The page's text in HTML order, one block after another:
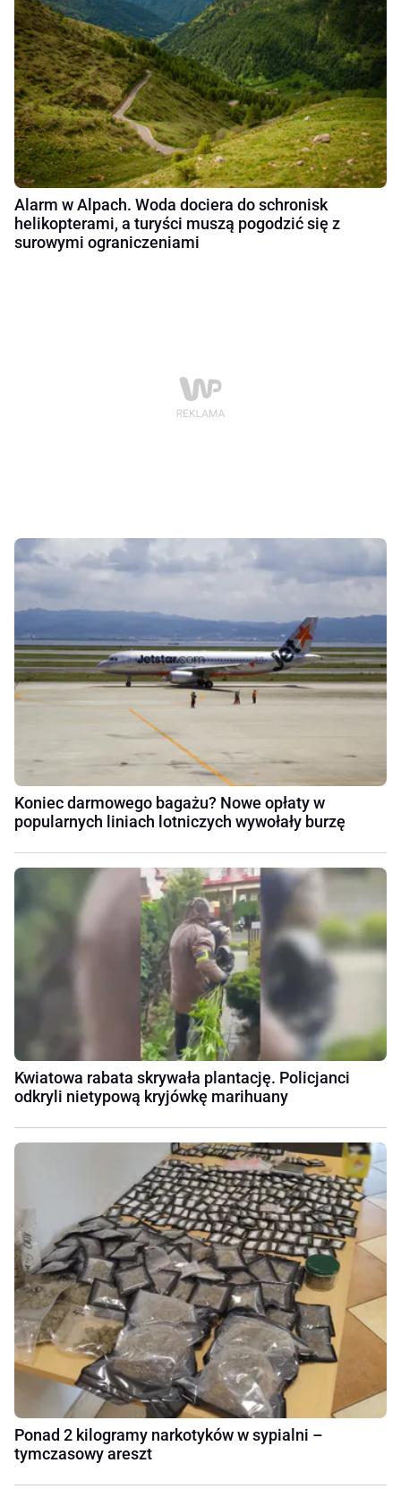
Alarm w Alpach. Woda dociera do schronisk
helikopterami, a turyści muszą pogodzić się z
surowymi ograniczeniami
Koniec darmowego bagażu? Nowe opłaty w
popularnych liniach lotniczych wywołały burzę
Kwiatowa rabata skrywała plantację. Policjanci
odkryli nietypową kryjówkę marihuany
Ponad 2 kilogramy narkotyków w sypialni –
tymczasowy areszt